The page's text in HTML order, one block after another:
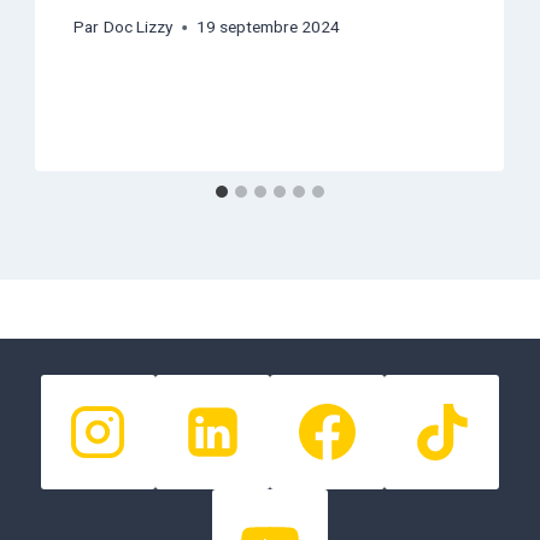
Par Doc Lizzy 19 septembre 2024